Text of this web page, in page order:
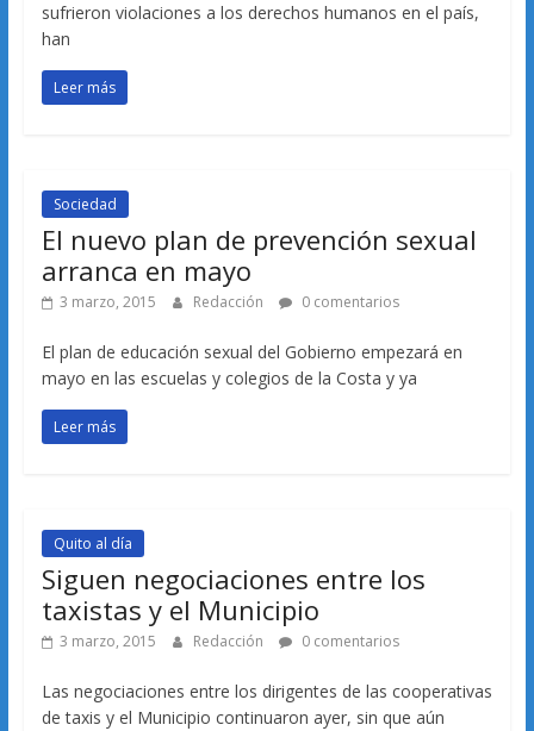
sufrieron violaciones a los derechos humanos en el país,
han
Leer más
Sociedad
El nuevo plan de prevención sexual
arranca en mayo
3 marzo, 2015 Redacción 0 comentarios
El plan de educación sexual del Gobierno empezará en
mayo en las escuelas y colegios de la Costa y ya
Leer más
Quito al día
Siguen negociaciones entre los
taxistas y el Municipio
3 marzo, 2015 Redacción 0 comentarios
Las negociaciones entre los dirigentes de las cooperativas
de taxis y el Municipio continuaron ayer, sin que aún